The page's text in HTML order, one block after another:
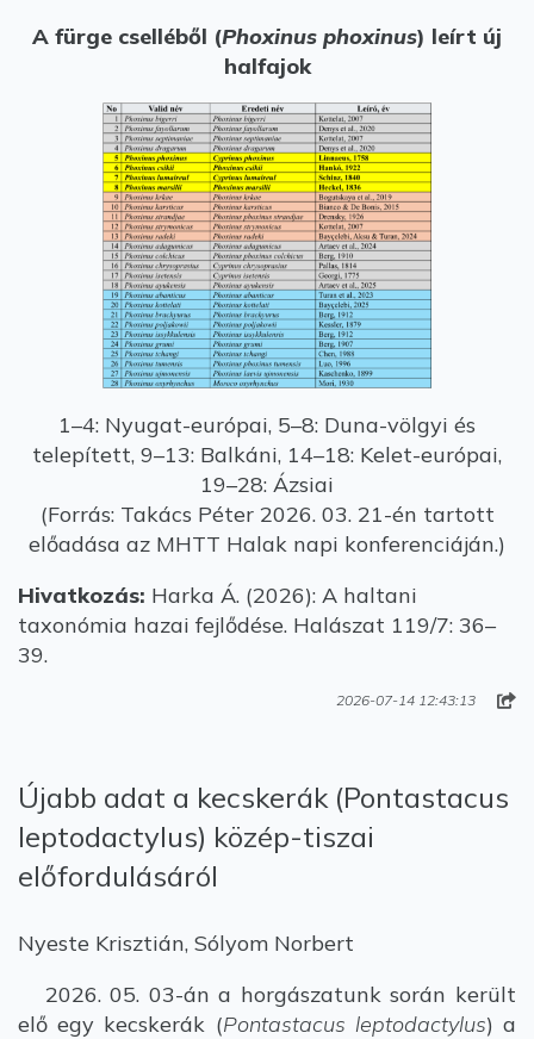
A fürge cselléből (Phoxinus phoxinus) leírt új
halfajok
1–4: Nyugat-európai, 5–8: Duna-völgyi és
telepített, 9–13: Balkáni, 14–18: Kelet-európai,
19–28: Ázsiai
(Forrás: Takács Péter 2026. 03. 21-én tartott
előadása az MHTT Halak napi konferenciáján.)
Hivatkozás: Harka Á. (2026): A haltani
taxonómia hazai fejlődése. Halászat 119/7: 36–
39.
2026-07-14 12:43:13
Újabb adat a kecskerák (Pontastacus
leptodactylus) közép-tiszai
előfordulásáról
Nyeste Krisztián, Sólyom Norbert
2026. 05. 03-án a horgászatunk során került
elő egy kecskerák (Pontastacus leptodactylus) a